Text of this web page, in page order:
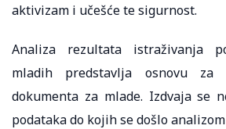
aktivizam i učešće te sigurnost.
Analiza rezultata istraživanja
mladih predstavlja osnovu za
dokumenta za mlade. Izdvaja se
podataka do kojih se došlo